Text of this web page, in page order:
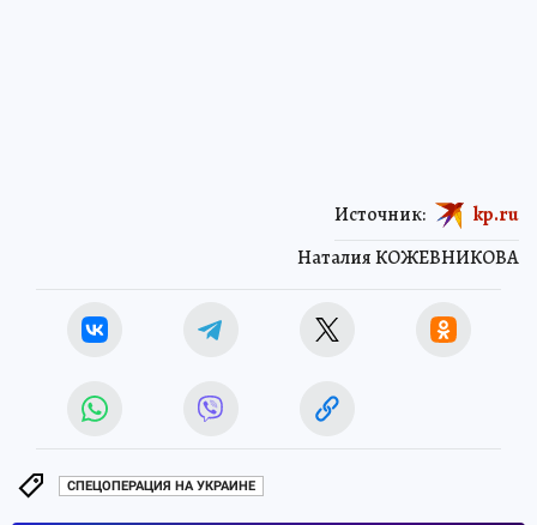
Наталия КОЖЕВНИКОВА
Источник: kp.ru
СПЕЦОПЕРАЦИЯ НА УКРАИНЕ